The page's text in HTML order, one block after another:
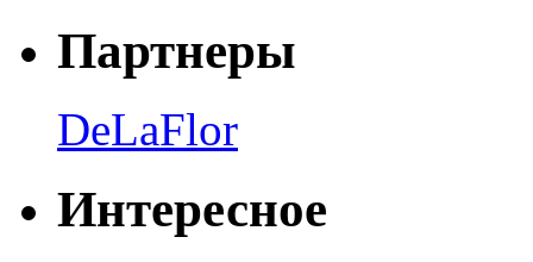
Партнеры
DeLaFlor
Интересное